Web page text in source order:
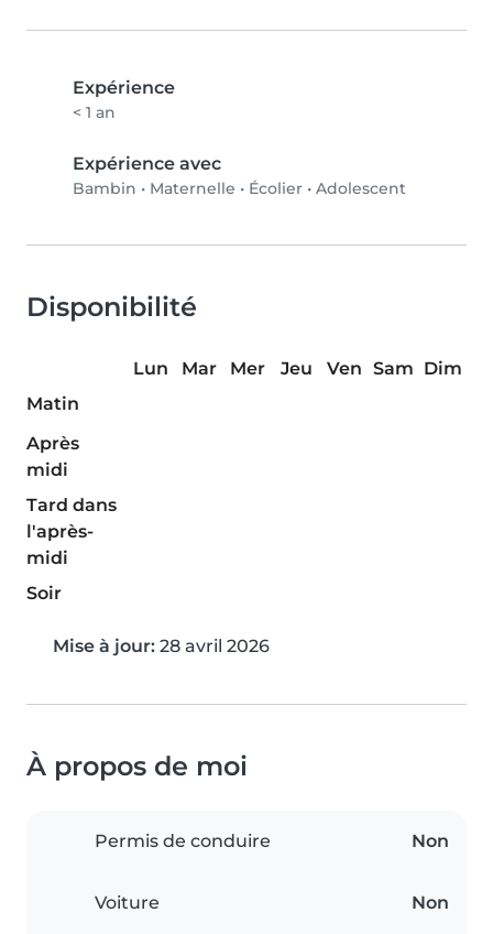
Expérience
< 1 an
Expérience avec
Bambin • Maternelle • Écolier • Adolescent
Disponibilité
Lun Mar Mer Jeu Ven Sam Dim
Matin
Après
midi
Tard dans
l'après-
midi
Soir
Mise à jour: 28 avril 2026
À propos de moi
Permis de conduire Non
Voiture Non